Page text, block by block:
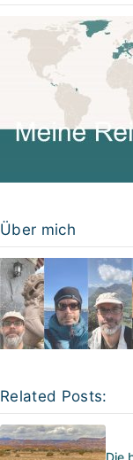
Über mich
Related Posts: